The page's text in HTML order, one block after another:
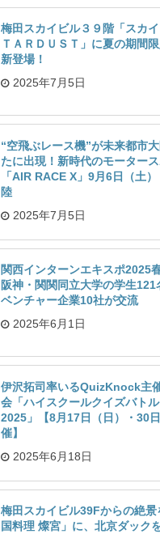
梅田スカイビル３９階「スカ
ＴＡＲＤＵＳＴ」に夏の期間
新登場！
2025年7月5日
“空飛ぶレース機”が未来都市
たに出現！新時代のモーター
「AIR RACE X」9月6日（土
陸
2025年7月5日
関西インターンエキスポ
阪神・関関同立大学の学生121
ベンチャー企業10社が交流
2025年6月1日
伊沢拓司率いるQuizKnock主
会「ハイスクールクイズバト
2025」【8月17日（日）・30
催】
2025年6月18日
梅田スカイビル39Fからの絶景
国料理 燦宮」に、北京ダック